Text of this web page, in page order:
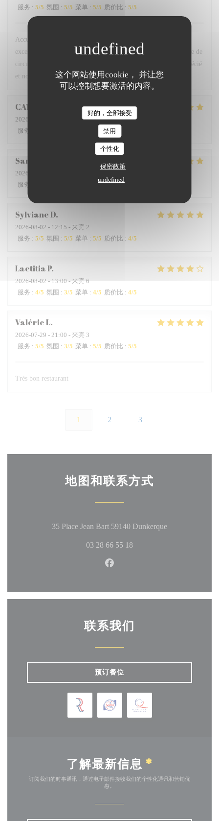
这个网站使用cookie， 并让您
可以控制想要激活的内容。
好的，全部接受
禁用
个性化
保密政策
undefined
服务 : 5/5 氛围 : 5/5 菜单 : 5/5 质价比 : 5/5
Accueil très professionnel et très gentil des serveurs, plats
excellents, belle présentation … la terrasse calme, loin de la voie de
circulation et du bruit des moteurs est un plus. Nous avons apprécié
et nous en parlerons aux amis.
CATHERINE
2026-08-01
- 20:00 - 来宾 2
服务
质价比
San
2026-08-01
服务
/5 质价比:
SylvianeD
2026-08-02 - 12:15 - 来宾 2
服务 : 5/5 氛围 : 5/5 菜单 : 5/5 质价比 : 4/5
LaetitiaP
2026-08-02 - 13:00 - 来宾 6
服务 : 4/5 氛围 : 3/5 菜单 : 4/5 质价比 : 4/5
ValérieL
2026-07-29 - 21:00 - 来宾 3
服务 : 5/5 氛围 : 3/5 菜单 : 5/5 质价比 : 5/5
Très bon restaurant
1 2 3
地图和联系方式
35 Place Jean Bart 59140 Dunkerque((在新窗口中
03 28 66 55 18
Facebook ((在新窗口中打开))
联系我们
预订餐位
了解最新信息 *
订阅我们的时事通讯，通过电子邮件接收我们的个性化通讯和营销优
惠。